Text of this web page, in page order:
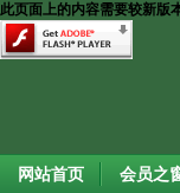
此页面上的内容需要较新版
网站首页 会员之